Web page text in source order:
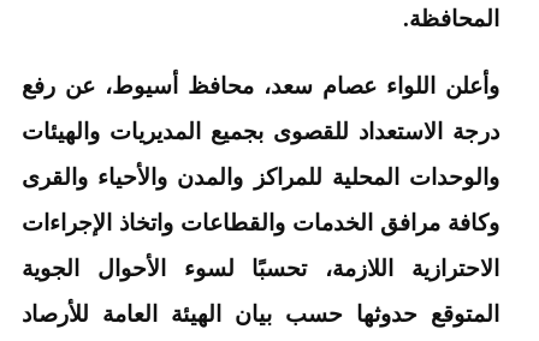
المحافظة.
وأعلن اللواء عصام سعد، محافظ أسيوط، عن رفع
درجة الاستعداد للقصوى بجميع المديريات والهيئات
والوحدات المحلية للمراكز والمدن والأحياء والقرى
وكافة مرافق الخدمات والقطاعات واتخاذ الإجراءات
الاحترازية اللازمة، تحسبًا لسوء الأحوال الجوية
المتوقع حدوثها حسب بيان الهيئة العامة للأرصاد